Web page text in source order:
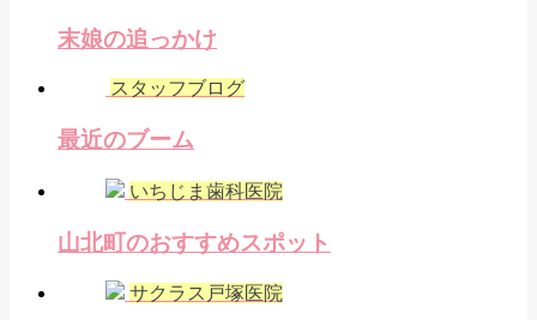
末娘の追っかけ
スタッフブログ
最近のブーム
いちじま歯科医院
山北町のおすすめスポット
サクラス戸塚医院